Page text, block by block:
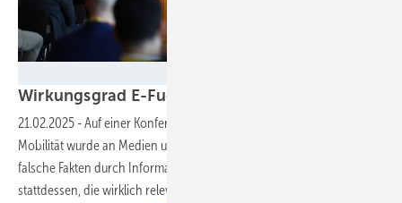
Wirkungsgrad E-Fuels: Nur 25 Prozent vom E-
21.02.2025 -Auf einer Konferenz des Speicherverbands BVES zu E-
Mobilität wurde an Medien und Politik appelliert, Diskussionen um
falsche Fakten durch Information und Aufklärung zu beenden und
stattdessen, die wirklich relevanten Themen anzupacken, damit die